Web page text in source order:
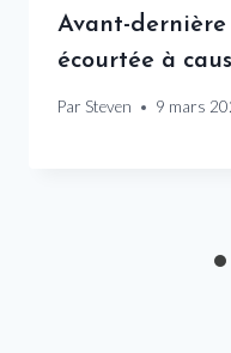
Avant-
écourtée à
Par Steven 9 mars